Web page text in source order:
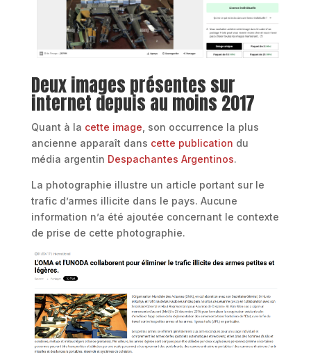
Deux images présentes sur
internet depuis au moins 2017
Quant à la cette image, son occurrence la plus
ancienne apparaît dans cette publication du
média argentin Despachantes Argentinos.
La photographie illustre un article portant sur le
trafic d’armes illicite dans le pays. Aucune
information n’a été ajoutée concernant le contexte
de prise de cette photographie.